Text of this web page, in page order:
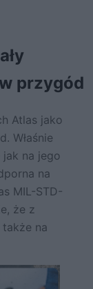
przygód
Atlas jako
Właśnie
na jego
na
MIL-STD-
że z
na